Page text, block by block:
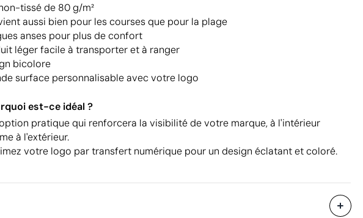
tissé de 80 g/m²
aussi bien pour les courses que pour la plage
anses pour plus de confort
léger facile à transporter et à ranger
bicolore
surface personnalisable avec votre logo
est-ce idéal ?
pratique qui renforcera la visibilité de votre marque, à l'intérieur
à l'extérieur.
votre logo par transfert numérique pour un design éclatant et coloré.